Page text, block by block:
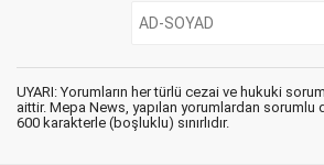
UYARI: Yorumların her türlü cezai ve hukuki
aittir. Mepa News, yapılan yorumlardan sorumlu
600 karakterle (boşluklu) sınırlıdır.